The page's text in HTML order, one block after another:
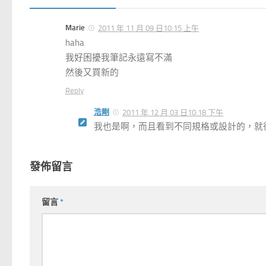
Marie 2011 年 11 月 09 日10:15 上午
haha
我好困擾我筆記永遠寫不滿
然後又買新的
Reply
浩剛 2011 年 12 月 03 日10:18 下午
我也是啊，而且看到不同規格或設計的，就
發佈留言
留言*